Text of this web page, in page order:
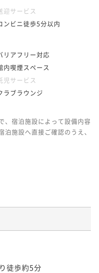
迎サービス
ンビニ徒歩5分以内
リアフリー対応
内喫煙スペース
児サービス
ラブラウンジ
、宿泊施設によって設備内容
施設へ直接ご確認のうえ、
徒歩約5分